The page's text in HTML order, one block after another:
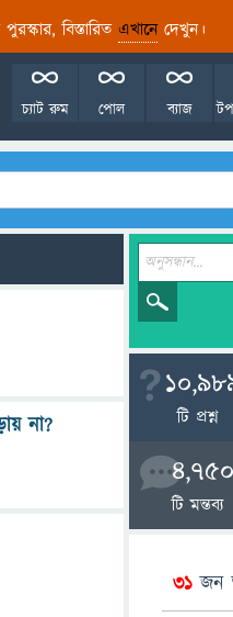
বিস্তারিত এখানেদেখুন।
ব্যাজ
পোল
চ্যাট রুম
না? টি প্রশ্ন
4,750
টি মন্তব্য
31জন